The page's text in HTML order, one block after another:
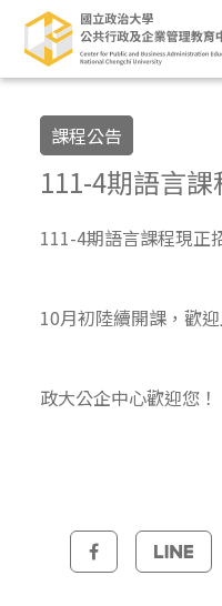
課程公告
111-4期語言
111-4期語言課程現正
10月初陸續開課，歡
政大公企中心歡迎您！